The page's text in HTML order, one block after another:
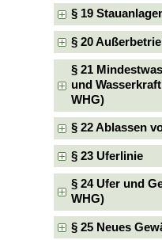
§ 19
§ 20
§ 21
und
WHG)
§ 22 Ablassen
§ 23 Uferlinie
§ 24 Ufer und
WHG)
§ 25 Neues